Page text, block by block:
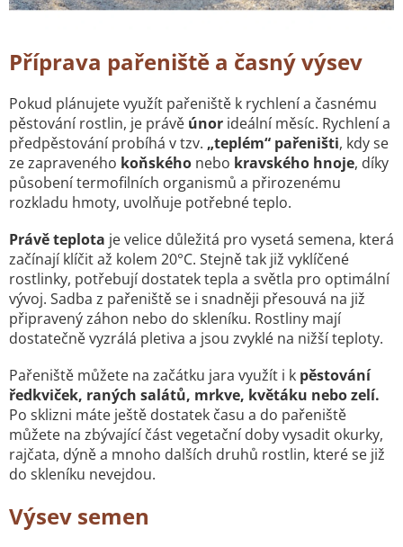
Příprava pařeniště a časný výsev
Pokud plánujete využít pařeniště k rychlení a časnému
pěstování rostlin, je právě únor ideální měsíc. Rychlení a
předpěstování probíhá v tzv. „teplém“ pařeništi, kdy se
ze zapraveného koňského nebo kravského hnoje, díky
působení termofilních organismů a přirozenému
rozkladu hmoty, uvolňuje potřebné teplo.
Právě teplota je velice důležitá pro vysetá semena, která
začínají klíčit až kolem 20°C. Stejně tak již vyklíčené
rostlinky, potřebují dostatek tepla a světla pro optimální
vývoj. Sadba z pařeniště se i snadněji přesouvá na již
připravený záhon nebo do skleníku. Rostliny mají
dostatečně vyzrálá pletiva a jsou zvyklé na nižší teploty.
Pařeniště můžete na začátku jara využít i k pěstování
ředkviček, raných salátů, mrkve, květáku nebo zelí.
Po sklizni máte ještě dostatek času a do pařeniště
můžete na zbývající část vegetační doby vysadit okurky,
rajčata, dýně a mnoho dalších druhů rostlin, které se již
do skleníku nevejdou.
Výsev semen